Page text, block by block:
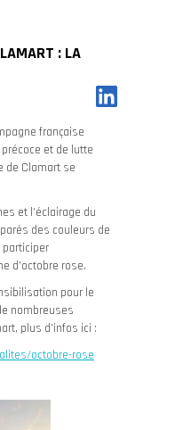
: LA
française
et de lutte
de Clamart se
et l’éclairage du
des couleurs de
participer
d’octobre rose.
pour le
nombreuses
plus d’infos ici :
octobre-rose